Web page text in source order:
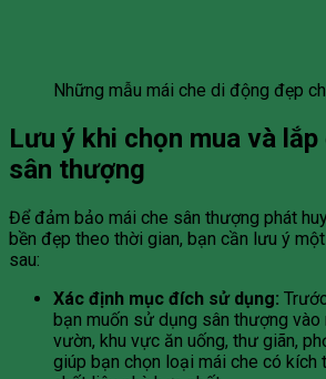
Những mẫu mái che di động đẹp
Lưu ý khi chọn mua và
sân thượng
Để đảm bảo mái che sân thượng phát
bền đẹp theo thời gian, bạn cần lưu ý
sau:
Xác định mục đích sử dụng:
bạn muốn sử dụng sân thượng
vườn, khu vực ăn uống, thư giãn,
giúp bạn chọn loại mái che có kích